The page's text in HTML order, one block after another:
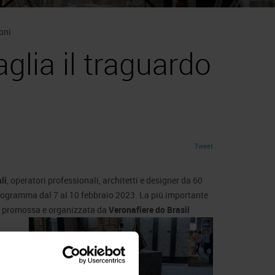
il traguardo
Tweet
, operatori professionali, architetti e designer da 60
dal 7 al 10 febbraio 2023. La più importante
e organizzata da Veronafiere do Brasil